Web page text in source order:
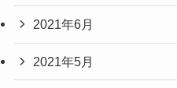
2021年6月
2021年5月